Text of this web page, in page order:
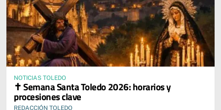
NOTICIAS TOLEDO
✝️ Semana Santa Toledo 2026: horarios y
procesiones clave
REDACCIÓN TOLEDO